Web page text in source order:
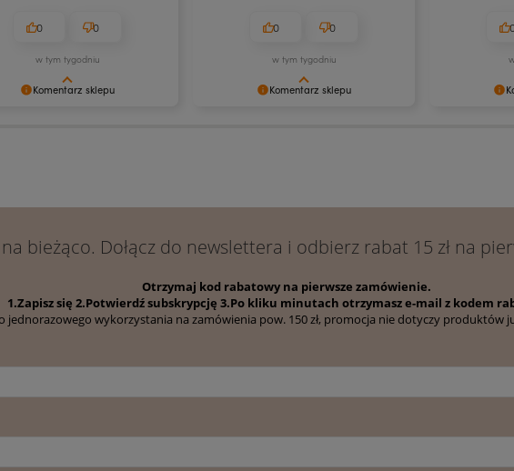
Komentarz sklepu
0 0
w tym tygodniu
Komentarz sklepu
0 0
w tym tygodniu